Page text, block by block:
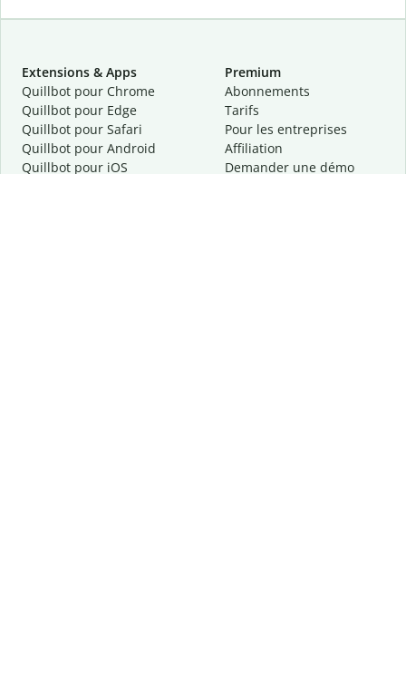
Extensions & Apps
Quillbot pour Chrome
Quillbot pour Edge
Quillbot pour Safari
Quillbot pour Android
Quillbot pour iOS
Premium
Abonnements
Tarifs
Pour les entreprises
Affiliation
Demander une démo